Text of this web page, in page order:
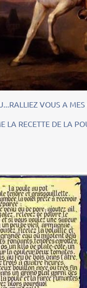
VOUS A MES
DE LA